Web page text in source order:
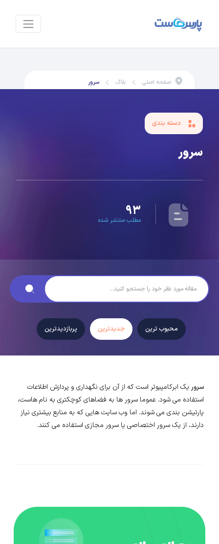
صفحه اصلی بلاگ سرور
دسته بندی
سرور
۹۳
مطلب منتشر شده
محبوب ترین جدیدترین پربازدیدترین
سرور یک ابرکامپیوتر است که از آن برای نگهداری و پردازش اطلاعات
استفاده می شود. عموما سرور ها به فضاهای کوچکتری به نام هاست،
پارتیشن بندی می شوند. اما وب سایت هایی که به منابع بیشتری نیاز
دارند، از یک سرور اختصاصی یا سرور مجازی استفاده می کنند.